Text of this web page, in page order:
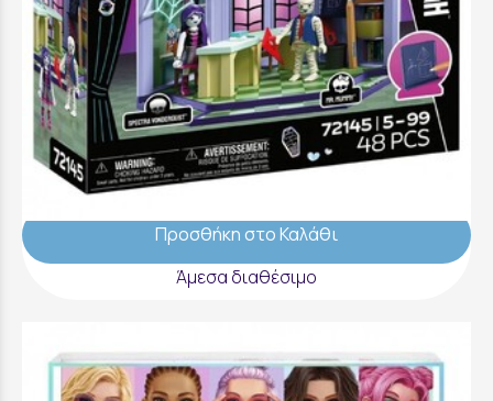
Playmobil Monster High - Σχολική Αίθουσα -
72145
44,99 €
Προσθήκη στο Καλάθι
Άμεσα διαθέσιμο